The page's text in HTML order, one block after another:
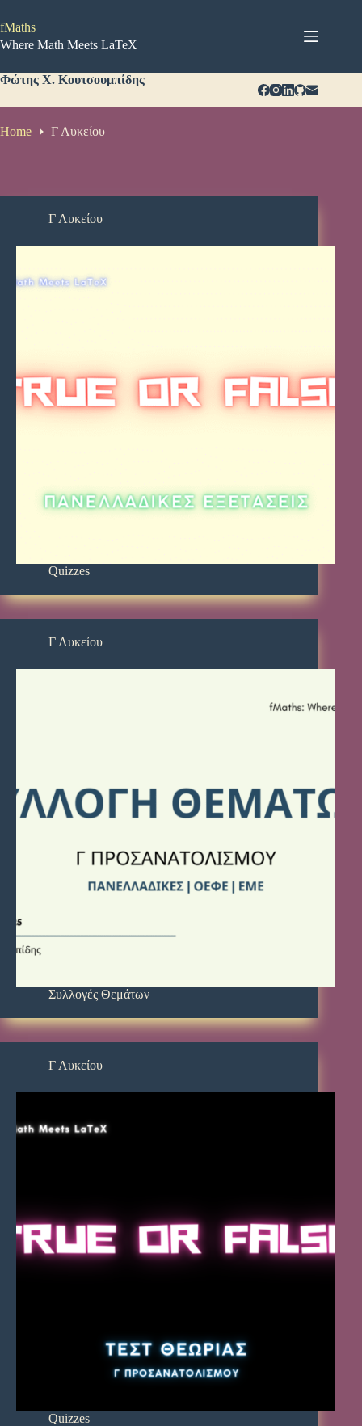
στο
περιεχόμενο
fMaths
Where Math Meets LaTeX
Φώτης Χ. Κουτσουμπίδης
Home Γ Λυκείου
Γ Λυκείου
Quizzes
Γ Λυκείου
Συλλογές Θεμάτων
Γ Λυκείου
Quizzes